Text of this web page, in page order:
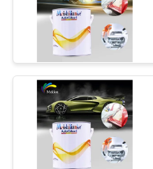
Vernis
manteau